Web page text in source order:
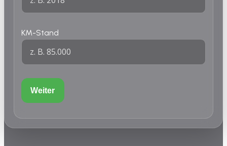
KM-Stand
Weiter